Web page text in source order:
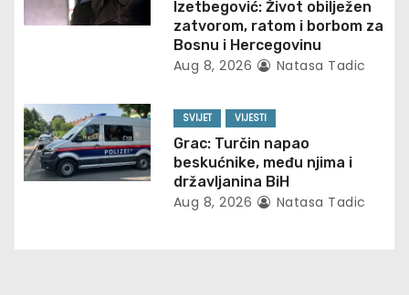
o
Izetbegović: Život obilježen
zatvorom, ratom i borbom za
Bosnu i Hercegovinu
Aug 8, 2026 Natasa Tadic
SVIJET VIJESTI
Grac: Turčin napao
beskućnike, među njima i
državljanina BiH
Aug 8, 2026 Natasa Tadic